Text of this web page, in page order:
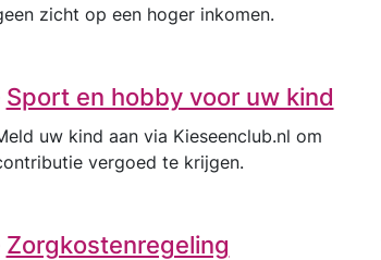
zicht op een hoger inkomen.
Sport en hobby voor uw kind
uw kind aan via Kieseenclub.nl om
vergoed te krijgen.
Zorgkostenregeling